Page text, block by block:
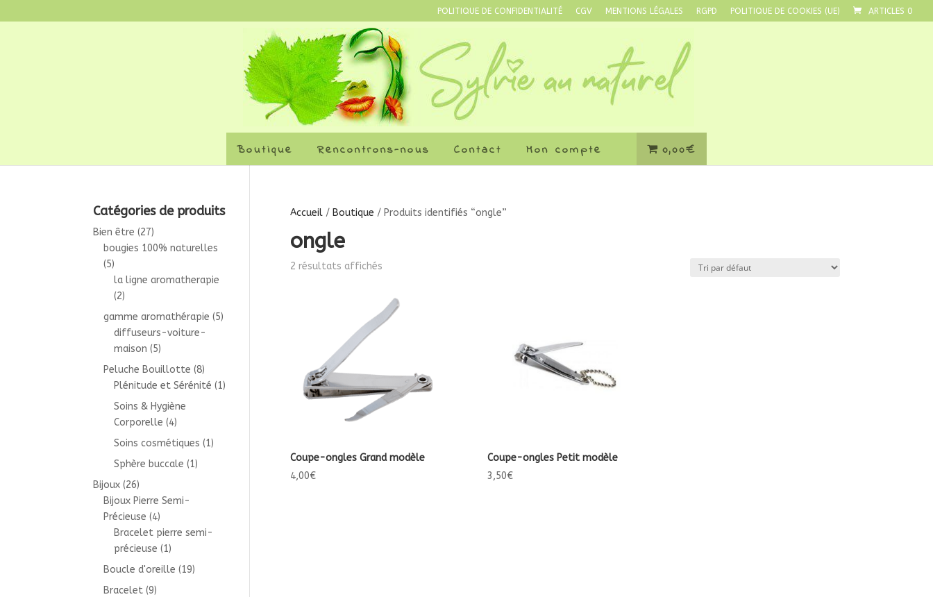
POLITIQUE DE CONFIDENTIALITÉ CGV MENTIONS LÉGALES RGPD POLITIQUE DE COOKIES (UE) ARTICLES 0
Boutique Rencontrons-nous Contact Mon compte 0,00€
Accueil/ Boutique / Produits identifiés “ongle”
ongle
2 résultats affichés
Coupe-ongles Grand modèle
4,00€
Coupe-ongles Petit modèle
3,50€
Catégories de produits
Bien être (27)
bougies 100% naturelles
(5)
la ligne aromatherapie
(2)
gamme aromathérapie (5)
diffuseurs-voiture-
maison (5)
Peluche Bouillotte (8)
Plénitude et Sérénité (1)
Soins & Hygiène
Corporelle (4)
Soins cosmétiques (1)
Sphère buccale (1)
Bijoux (26)
Bijoux Pierre Semi-
Précieuse (4)
Bracelet pierre semi-
précieuse (1)
Boucle d'oreille (19)
Bracelet (9)